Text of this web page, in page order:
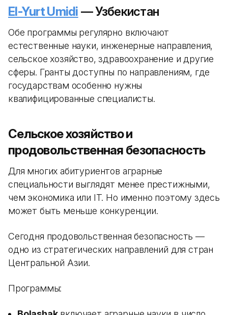
El-Yurt Umidi — Узбекистан
Обе программы регулярно включают
естественные науки, инженерные направления,
сельское хозяйство, здравоохранение и другие
сферы. Гранты доступны по направлениям, где
государствам особенно нужны
квалифицированные специалисты.
Сельское хозяйство и
продовольственная безопасность
Для многих абитуриентов аграрные
специальности выглядят менее престижными,
чем экономика или IT. Но именно поэтому здесь
может быть меньше конкуренции.
Сегодня продовольственная безопасность —
одно из стратегических направлений для стран
Центральной Азии.
Программы: